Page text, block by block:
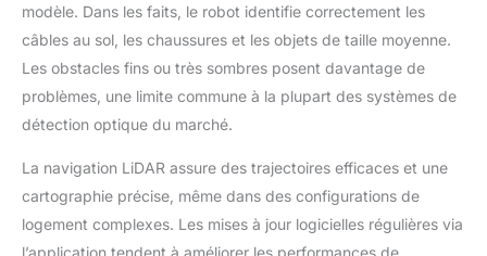
modèle. Dans les faits, le robot identifie correctement les
câbles au sol, les chaussures et les objets de taille moyenne.
Les obstacles fins ou très sombres posent davantage de
problèmes, une limite commune à la plupart des systèmes de
détection optique du marché.
La navigation LiDAR assure des trajectoires efficaces et une
cartographie précise, même dans des configurations de
logement complexes. Les mises à jour logicielles régulières via
l’application tendent à améliorer les performances de